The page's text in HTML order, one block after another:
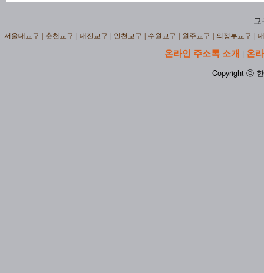
교
서울대교구 춘천교구 대전교구 인천교구 수원교구 원주교구 의정부교구
온라인 주소록 소개 | 온
Copyright ⓒ